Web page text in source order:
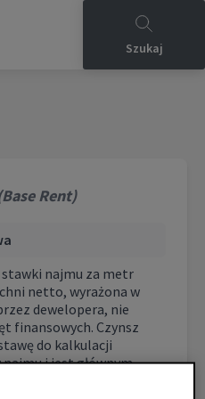
Szukaj
Base Rent)
najmu za metr
netto, wyrażona w
dewelopera, nie
finansowych. Czynsz
do kalkulacji
i jest głównym